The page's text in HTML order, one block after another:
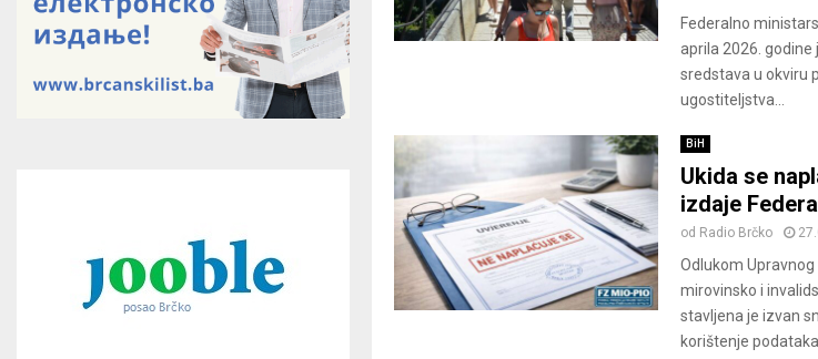
Federalno
aprila 2026.
sredstava u okviru
ugostiteljstva...
BiH
Ukida se
izdaje
od Radio Brčko
Odlukom
mirovinsko i
stavljena je izvan
korištenje